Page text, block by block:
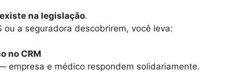
na legislação.
ou a seguradora descobrirem, você leva:
no CRM
empresa e médico respondem solidariamente.